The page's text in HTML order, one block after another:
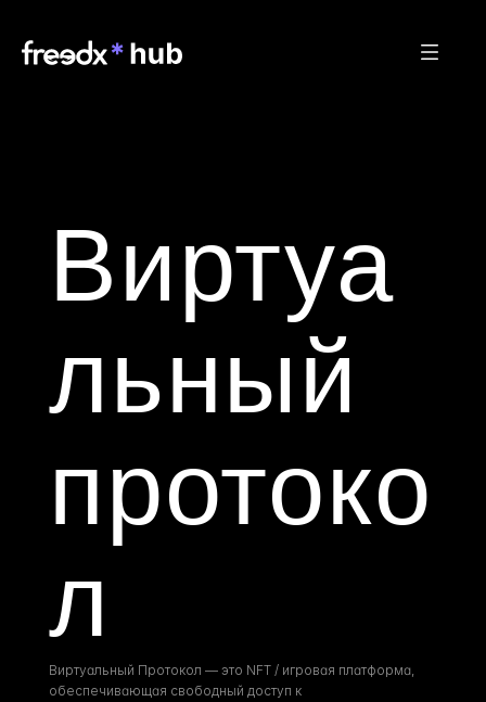
Виртуа
льный
протоко
л
Виртуальный Протокол — это NFT / игровая платформа,
обеспечивающая свободный доступ к